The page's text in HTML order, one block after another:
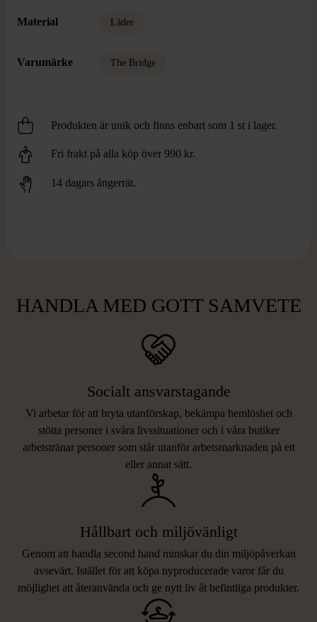
Material Läder
Varumärke The Bridge
Produkten är unik och finns enbart som 1 st i lager.
Fri frakt på alla köp över 990 kr.
14 dagars ångerrät.
HANDLA MED GOTT SAMVETE
Socialt ansvarstagande
Vi arbetar för att bryta utanförskap, bekämpa hemlöshet och
stötta personer i svåra livssituationer och i våra butiker
arbetstränar personer som står utanför arbetsmarknaden på ett
eller annat sätt.
Hållbart och miljövänligt
Genom att handla second hand minskar du din miljöpåverkan
avsevärt. Istället för att köpa nyproducerade varor får du
möjlighet att återanvända och ge nytt liv åt befintliga produkter.